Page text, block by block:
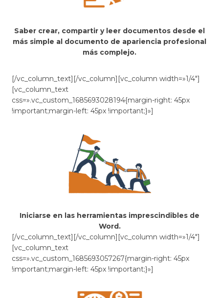
Saber crear, compartir y leer documentos desde el
más simple al documento de apariencia profesional
más complejo.
[/vc_column_text][/vc_column][vc_column width=»1/4″]
[vc_column_text
css=».vc_custom_1685693028194{margin-right: 45px
!important;margin-left: 45px !important;}»]
Iniciarse en las herramientas imprescindibles de
Word.
[/vc_column_text][/vc_column][vc_column width=»1/4″]
[vc_column_text
css=».vc_custom_1685693057267{margin-right: 45px
!important;margin-left: 45px !important;}»]